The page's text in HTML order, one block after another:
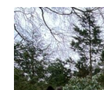
Feedback
zur
Fortbildung
Zusatzmodul